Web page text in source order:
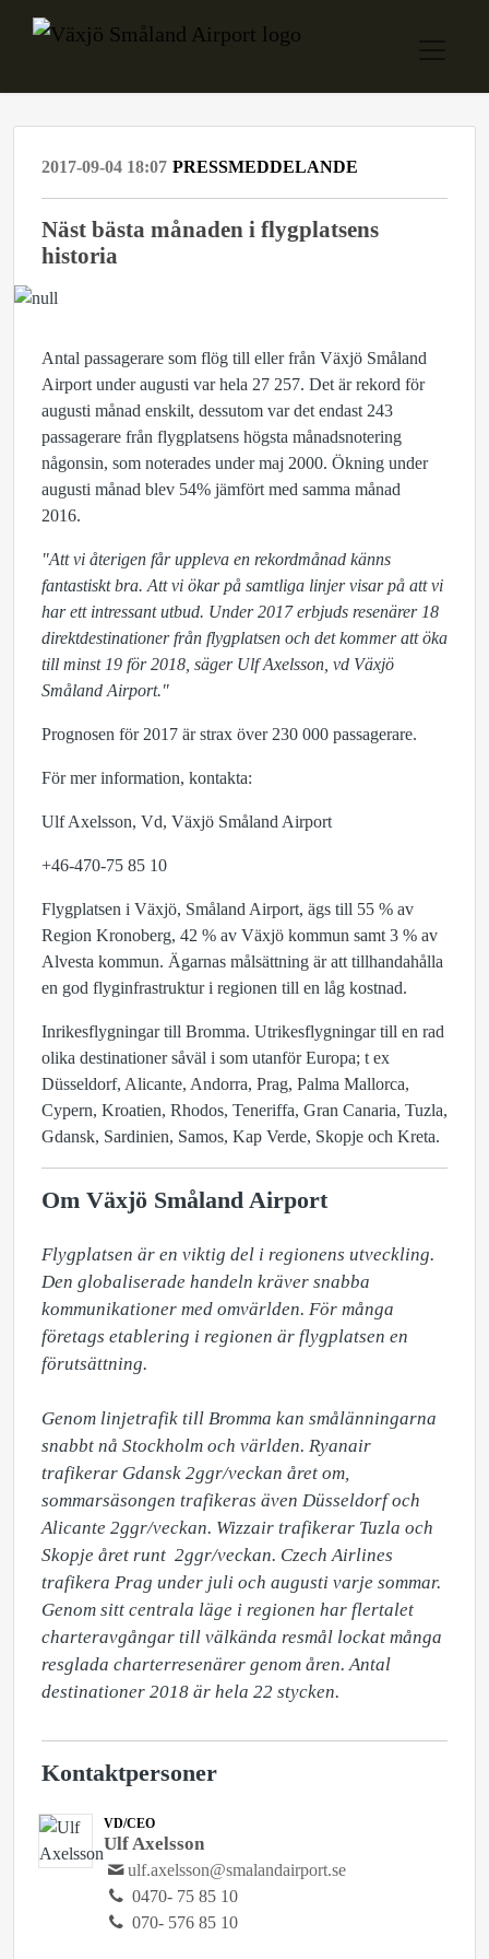
2017-09-04 18:07 PRESSMEDDELANDE
Näst bästa månaden i flygplatsens
historia
Antal passagerare som flög till eller från Växjö Småland
Airport under augusti var hela 27 257. Det är rekord för
augusti månad enskilt, dessutom var det endast 243
passagerare från flygplatsens högsta månadsnotering
någonsin, som noterades under maj 2000. Ökning under
augusti månad blev 54% jämfört med samma månad
2016.
"Att vi återigen får uppleva en rekordmånad känns
fantastiskt bra. Att vi ökar på samtliga linjer visar på att vi
har ett intressant utbud. Under 2017 erbjuds resenärer 18
direktdestinationer från flygplatsen och det kommer att öka
till minst 19 för 2018, säger Ulf Axelsson, vd Växjö
Småland Airport."
Prognosen för 2017 är strax över 230 000 passagerare.
För mer information, kontakta:
Ulf Axelsson, Vd, Växjö Småland Airport
+46-470-75 85 10
Flygplatsen i Växjö, Småland Airport, ägs till 55 % av
Region Kronoberg, 42 % av Växjö kommun samt 3 % av
Alvesta kommun. Ägarnas målsättning är att tillhandahålla
en god flyginfrastruktur i regionen till en låg kostnad.
Inrikesflygningar till Bromma. Utrikesflygningar till en rad
olika destinationer såväl i som utanför Europa; t ex
Düsseldorf, Alicante, Andorra, Prag, Palma Mallorca,
Cypern, Kroatien, Rhodos, Teneriffa, Gran Canaria, Tuzla,
Gdansk, Sardinien, Samos, Kap Verde, Skopje och Kreta.
Om Växjö Småland Airport
Flygplatsen är en viktig del i regionens utveckling.
Den globaliserade handeln kräver snabba
kommunikationer med omvärlden. För många
företags etablering i regionen är flygplatsen en
förutsättning.
Genom linjetrafik till Bromma kan smålänningarna
snabbt nå Stockholm och världen. Ryanair
trafikerar Gdansk 2ggr/veckan året om,
sommarsäsongen trafikeras även Düsseldorf och
Alicante 2ggr/veckan. Wizzair trafikerar Tuzla och
Skopje året runt  2ggr/veckan. Czech Airlines
trafikera Prag under juli och augusti varje sommar.
Genom sitt centrala läge i regionen har flertalet
charteravgångar till välkända resmål lockat många
resglada charterresenärer genom åren. Antal
destinationer 2018 är hela 22 stycken.
Kontaktpersoner
VD/CEO
Ulf Axelsson
ulf.axelsson@smalandairport.se
0470- 75 85 10
070- 576 85 10